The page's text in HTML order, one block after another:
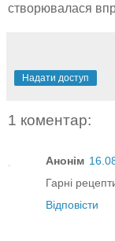
створювалася
Надати доступ
1 коментар:
Анонім
Гарні
Відповісти